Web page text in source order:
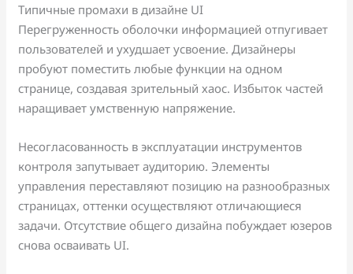
Типичные промахи в дизайне UI
Перегруженность оболочки информацией отпугивает
пользователей и ухудшает усвоение. Дизайнеры
пробуют поместить любые функции на одном
странице, создавая зрительный хаос. Избыток частей
наращивает умственную напряжение.
Несогласованность в эксплуатации инструментов
контроля запутывает аудиторию. Элементы
управления переставляют позицию на разнообразных
страницах, оттенки осуществляют отличающиеся
задачи. Отсутствие общего дизайна побуждает юзеров
снова осваивать UI.